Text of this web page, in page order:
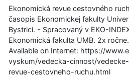
Ekonomická revue cestovného
časopis Ekonomickej fakulty
Bystrici. - Spracovaný v EKO-
Ekonomická fakulta UMB. 2x
Available on Internet: https://
vyskum/vedecka-cinnost/
revue-cestovneho-ruchu.html